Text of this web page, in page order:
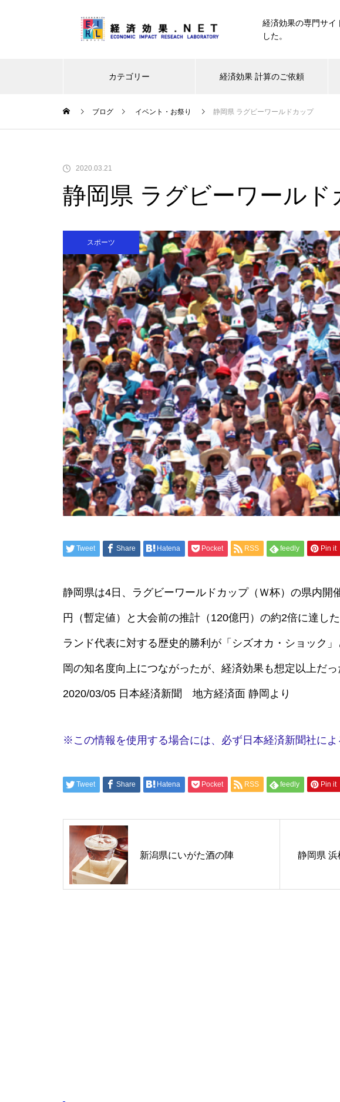
経済効果の専門サ
した。
カテゴリー 経済効果 計算のご依頼
レジャー・観光 イベント・お祭り 音楽
大阪・関西万博ー経済波及効果
建設費高騰で事前の予測値を大
幅上振れ
横浜FC 2024シーズン経済波
及効果 約155億円
日本全体のフードロスによる経
済損失４兆円以上
食料品の消費税を2年間ゼロ
経済効果5000億円（年間）
宮オープナー2026 経済効果約
ロンドン eスポーツ国際大会
（約80億円超）
円
F1日本グランプリ 約159億円
ブログ イベント・お祭り 静岡県 ラグビーワールドカップ
2020.03.21
静岡県 ラグビーワールド
スポーツ
Tweet Share Hatena Pocket RSS feedly Pin it
静岡県は4日、ラグビーワールドカップ（Ｗ杯）の県内開
円（暫定値）と大会前の推計（120億円）の約2倍に達し
ランド代表に対する歴史的勝利が「シズオカ・ショック
岡の知名度向上につながったが、経済効果も想定以上だっ
2020/03/05 日本経済新聞 地方経済面 静岡より
※この情報を使用する場合には、必ず日本経済新聞社によ
Tweet Share Hatena Pocket RSS feedly Pin it
新潟県にいがた酒の陣 静岡県 浜